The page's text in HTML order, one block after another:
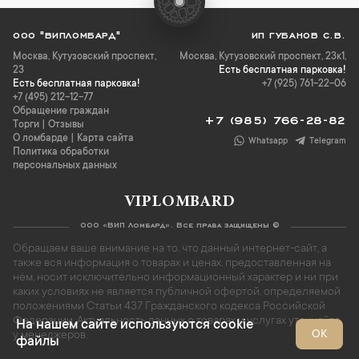
ООО "ВИПЛОМБАРД"
Москва, Кутузовский проспект,
23
Есть бесплатная парковка!
+7 (495) 212-12-77
Обращение граждан
Торги
Отзывы
О ломбарде
Карта сайта
Политика обработки
персональных данных
ИП ГУБАНОВ С.В.
Москва, Кутузовский проспект, 23к1,
Есть бесплатная парковка!
+7 (925) 761-22-06
+7 (985) 766-28-82
Whatsapp Telegram
VIPLOMBARD
ООО «ВИП Ломбард». Все права защищены ©
Обращаем ваше внимание на то, что данный интернет-сайт, а
также вся информация о товарах и ценах, предоставленная на
нём, носит исключительно информационный характер и ни при
каких условиях не является публичной офертой, определяемой
положениями Статьи 437 Гражданского кодекса Российской
Федерации. Актуальность данных о товарах и услугах уточняйте
у менеджеров.
На нашем сайте используются cookie
файлы
ОК